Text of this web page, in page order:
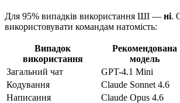
Для 95% випадків використання ШІ — ні.
використовувати командам натомість:
Випадок
використання
Рекомендована
модель
Загальний чат
GPT-4.1 Mini
Кодування
Claude Sonnet 4.6
Написання
Claude Opus 4.6